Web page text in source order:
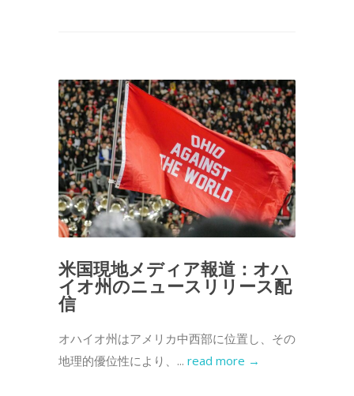
米国現地メディア報道：オハ
イオ州のニュースリリース配
信
オハイオ州はアメリカ中西部に位置し、その
地理的優位性により、... read more →